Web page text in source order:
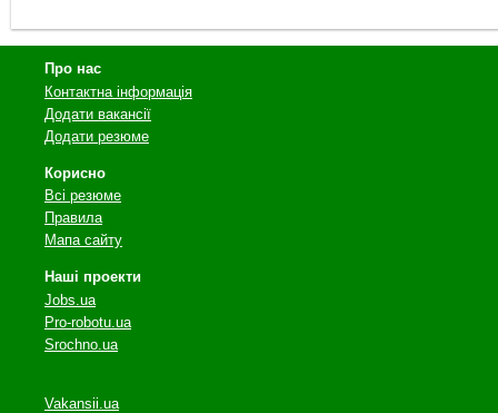
Про нас
Контактна інформація
Додати вакансії
Додати резюме
Корисно
Всі резюме
Правила
Мапа сайту
Наші проекти
Jobs.ua
Pro-robotu.ua
Srochno.ua
Vakansii.ua